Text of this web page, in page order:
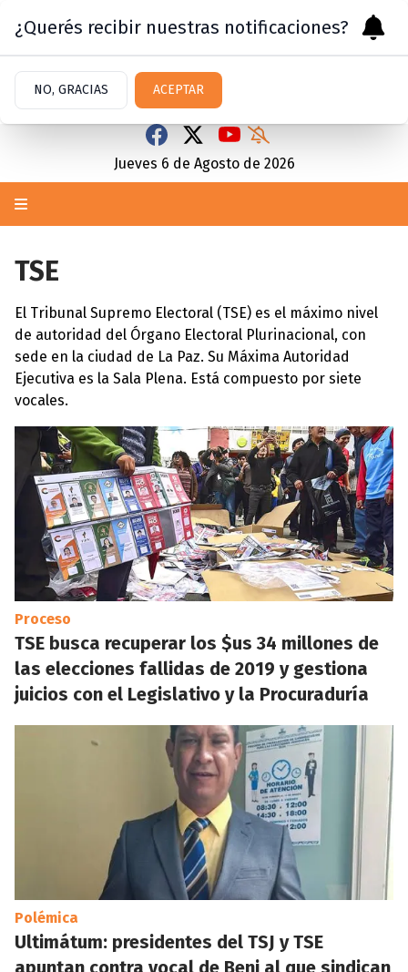
Jueves 6 de Agosto de 2026
TSE
El Tribunal Supremo Electoral (TSE) es el máximo nivel
de autoridad del Órgano Electoral Plurinacional, con
sede en la ciudad de La Paz. Su Máxima Autoridad
Ejecutiva es la Sala Plena. Está compuesto por siete
vocales.
Proceso
TSE busca recuperar los $us 34 millones de
las elecciones fallidas de 2019 y gestiona
juicios con el Legislativo y la Procuraduría
Polémica
Ultimátum: presidentes del TSJ y TSE
apuntan contra vocal de Beni al que sindican
¿Querés recibir nuestras notificaciones?
NO, GRACIAS ACEPTAR